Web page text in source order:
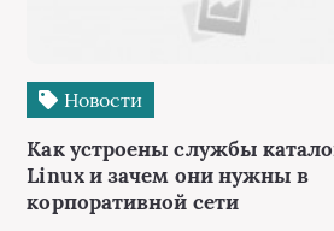
Новости
Как устроены службы
Linux и зачем они нужны в
корпоративной сети